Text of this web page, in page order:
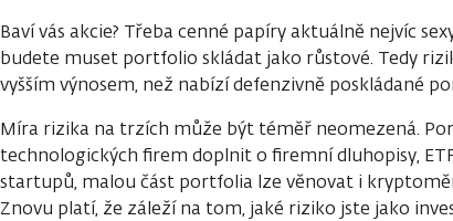
Baví vás akcie? Třeba cenné papíry aktuálně nejvíc
budete muset portfolio skládat jako růstové. Tedy
vyšším výnosem, než nabízí defenzivně poskládané
Míra rizika na trzích může být téměř neomezená.
technologických firem doplnit o firemní dluhopisy,
startupů, malou část portfolia lze věnovat i
Znovu platí, že záleží na tom, jaké riziko jste jako